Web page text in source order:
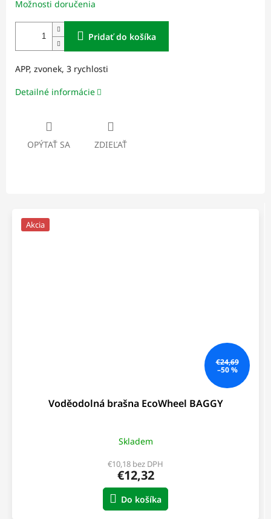
Možnosti doručenia
Pridať do košíka
APP, zvonek, 3 rychlosti
Detailné informácie
OPÝTAŤ SA ZDIEĽAŤ
Akcia
€24,69
–50 %
Voděodolná brašna EcoWheel BAGGY
Skladem
€10,18 bez DPH
€12,32
Do košíka